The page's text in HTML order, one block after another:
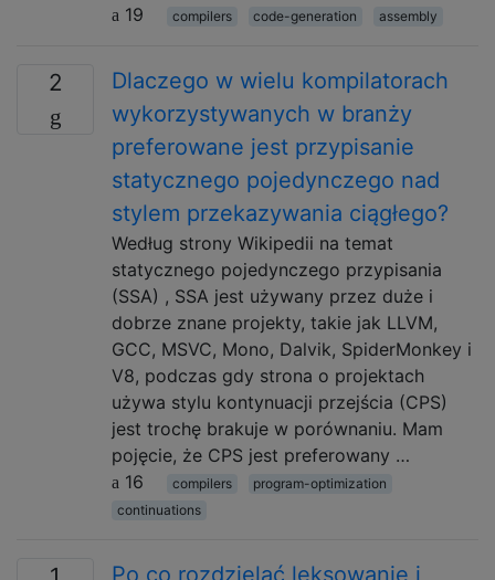
19
compilers code-generation assembly
2
Dlaczego w wielu kompilatorach
wykorzystywanych w branży
preferowane jest przypisanie
statycznego pojedynczego nad
stylem przekazywania ciągłego?
Według strony Wikipedii na temat
statycznego pojedynczego przypisania
(SSA) , SSA jest używany przez duże i
dobrze znane projekty, takie jak LLVM,
GCC, MSVC, Mono, Dalvik, SpiderMonkey i
V8, podczas gdy strona o projektach
używa stylu kontynuacji przejścia (CPS)
jest trochę brakuje w porównaniu. Mam
pojęcie, że CPS jest preferowany …
16
compilers
program-optimization
continuations
Po co rozdzielać leksowanie i